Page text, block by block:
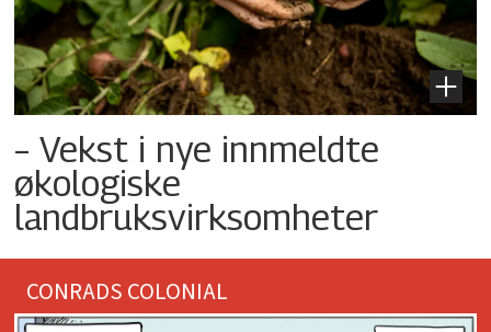
– Vekst i nye innmeldte
økologiske
landbruksvirksomheter
CONRADS COLONIAL